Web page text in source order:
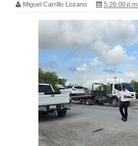
Miguel Carrillo Lozano 5:26:00 p.m.